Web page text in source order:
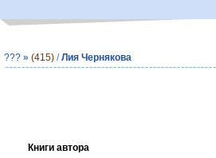
??? » (415) /Лия Чернякова
Книги автора